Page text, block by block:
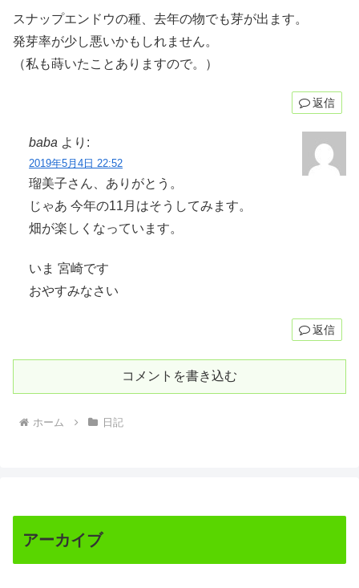
スナップエンドウの種、去年の物でも芽が出ます。
発芽率が少し悪いかもしれません。
（私も蒔いたことありますので。）
返信
baba より:
2019年5月4日 22:52
瑠美子さん、ありがとう。
じゃあ 今年の11月はそうしてみます。
畑が楽しくなっています。
いま 宮崎です
おやすみなさい
返信
コメントを書き込む
ホーム 日記
アーカイブ